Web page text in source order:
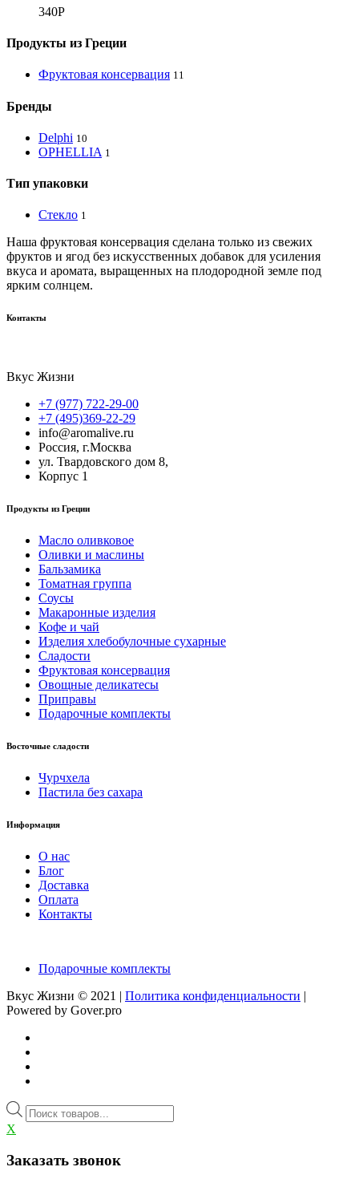
340Р
Продукты из Греции
Фруктовая консервация 11
Бренды
Delphi 10
OPHELLIA 1
Тип упаковки
Стекло 1
Наша фруктовая консервация сделана только из свежих
фруктов и ягод без искусственных добавок для усиления
вкуса и аромата, выращенных на плодородной земле под
ярким солнцем.
Контакты
Вкус Жизни
+7 (977) 722-29-00
+7 (495)369-22-29
info@aromalive.ru
Россия, г.Москва
ул. Твардовского дом 8,
Корпус 1
Продукты из Греции
Масло оливковое
Оливки и маслины
Бальзамика
Томатная группа
Соусы
Макаронные изделия
Кофе и чай
Изделия хлебобулочные сухарные
Сладости
Фруктовая консервация
Овощные деликатесы
Приправы
Подарочные комплекты
Восточные сладости
Чурчхела
Пастила без сахара
Информация
О нас
Блог
Доставка
Оплата
Контакты
Подарочные комплекты
Вкус Жизни © 2021 | Политика конфиденциальности |
Powered by Gover.pro
Поиск
товаров
X
Заказать звонок